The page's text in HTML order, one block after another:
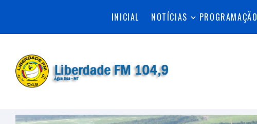
INICIAL NOTÍCIAS PROGRAMAÇÃO